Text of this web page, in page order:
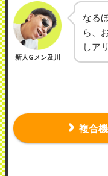
新人Gメン及川
なる
ら、
しア
複合